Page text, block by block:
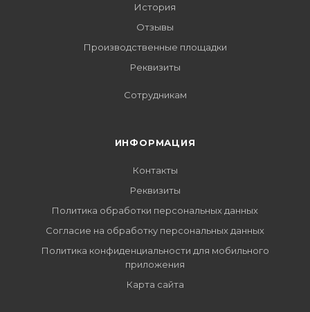
История
Отзывы
Производственные площадки
Реквизиты
Сотрудникам
ИНФОРМАЦИЯ
Контакты
Реквизиты
Политика обработки персональных данных
Согласие на обработку персональных данных
Политика конфиденциальности для мобильного
приложения
Карта сайта